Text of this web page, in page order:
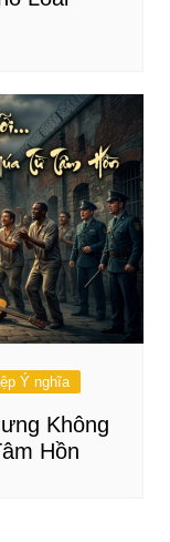
Ý nghĩa
Không
Hồn